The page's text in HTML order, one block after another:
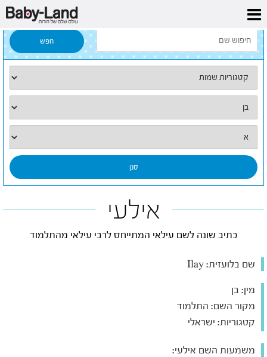
דף הבית
אילעי
כתיב שונה לשם עילאי המתייחס לרבי עילאי מהתלמוד
שם בלועזית:
מין: בן
מקור השם: התלמוד
קטגוריות: ישראלי
משמעות השם אילעי: